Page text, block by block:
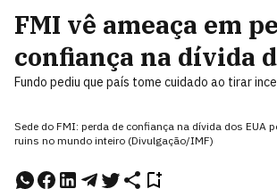
FMI vê ameaça em
confiança na dívida
Fundo pediu que país tome cuidado ao tirar
Sede do FMI: perda de confiança na dívida dos EUA
ruins no mundo inteiro (Divulgação/IMF)